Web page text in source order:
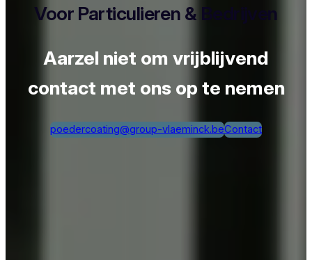
Voor Particulieren & Bedrijven
Aarzel niet om vrijblijvend
contact met ons op te nemen
poedercoating@group-vlaeminck.beContact